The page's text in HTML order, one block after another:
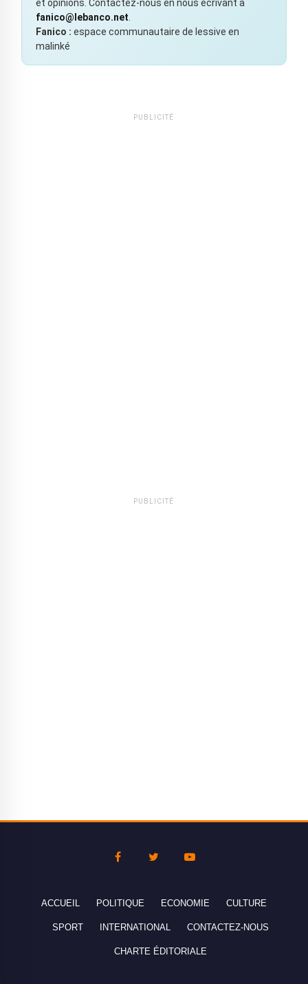
et opinions. Contactez-nous en nous écrivant à
fanico@lebanco.net
Fanico : espace communautaire de lessive en
malinké
PUBLICITÉ
PUBLICITÉ
ACCUEIL POLITIQUE ECONOMIE CULTURE
SPORT INTERNATIONAL CONTACTEZ-NOUS
CHARTE ÉDITORIALE